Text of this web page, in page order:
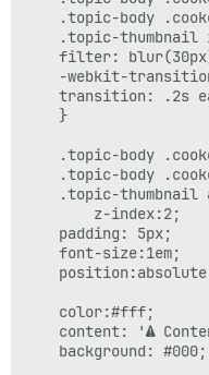
filter:
-webkit-
transition: .2s
    padding: 5px;
    font-size:1em;
    color:#fff;
content: '⚠️
    background: #000;